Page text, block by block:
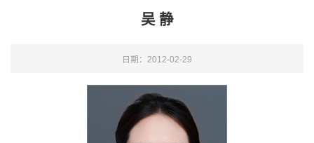
吴 静
日期：2012-02-29